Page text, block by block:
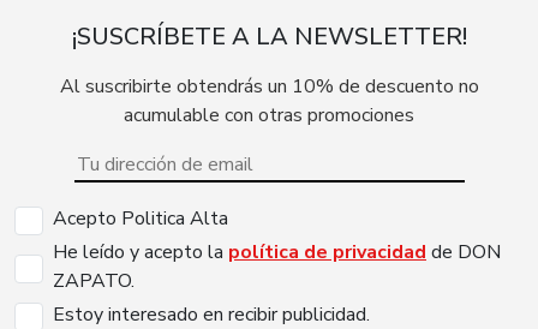
¡SUSCRÍBETE A LA NEWSLETTER!
Al suscribirte obtendrás un 10% de descuento no
acumulable con otras promociones
Acepto Politica Alta
He leído y acepto la política de privacidad de DON
ZAPATO.
Estoy interesado en recibir publicidad.